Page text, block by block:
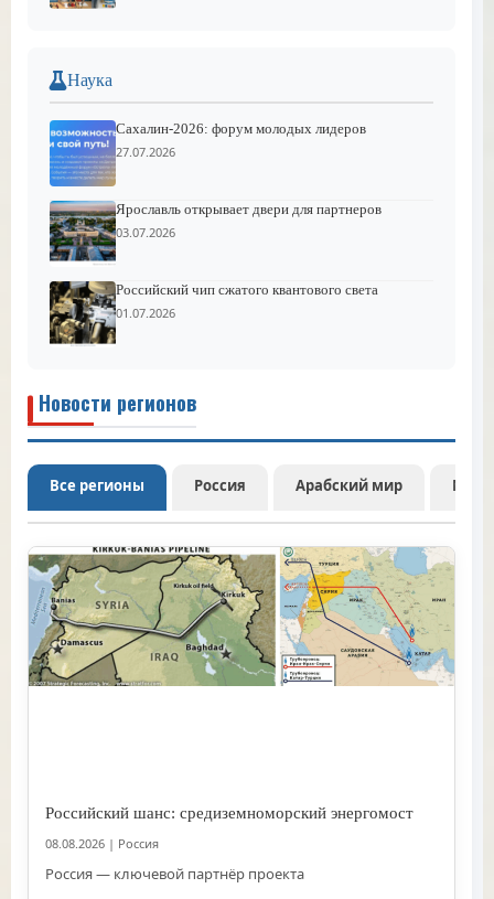
Наука
Сахалин-2026: форум молодых лидеров
27.07.2026
Ярославль открывает двери для партнеров
03.07.2026
Российский чип сжатого квантового света
01.07.2026
Новости регионов
Все регионы Россия Арабский мир
Российский шанс: средиземноморский энергомост
08.08.2026 | Россия
Россия — ключевой партнёр проекта